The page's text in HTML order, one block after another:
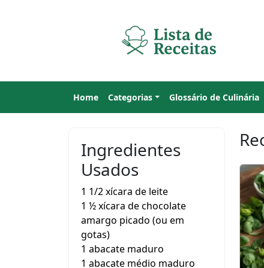
Home Categorias Glossário de Culinária
Ingredientes
Usados
1 1/2 xícara de leite
1 ½ xícara de chocolate
amargo picado (ou em
gotas)
1 abacate maduro
1 abacate médio maduro